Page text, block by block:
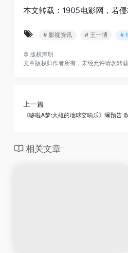
本文转载：1905电影网，若
# 影视资讯 # 王一博 #
© 版权声明
文章版权归作者所有，未经允许请勿转载
上一篇
《哆啦A梦:大雄的地球交响乐》曝预告
相关文章